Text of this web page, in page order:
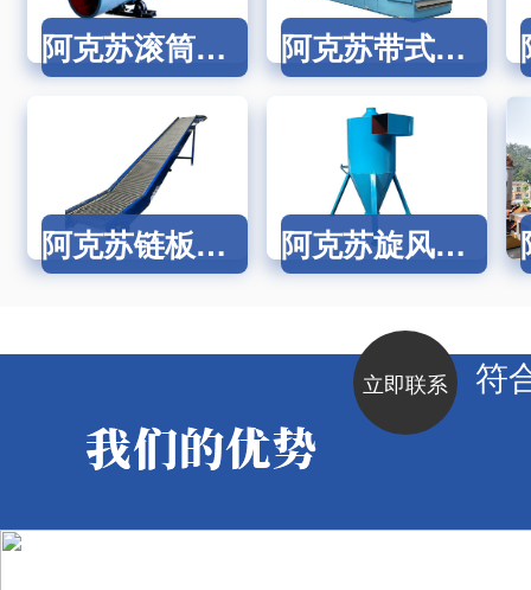
阿克苏滚筒烘干机 阿克苏带式干燥机链板烘干机
阿克苏链板输送机 阿克苏旋风除尘器
立即联系 符